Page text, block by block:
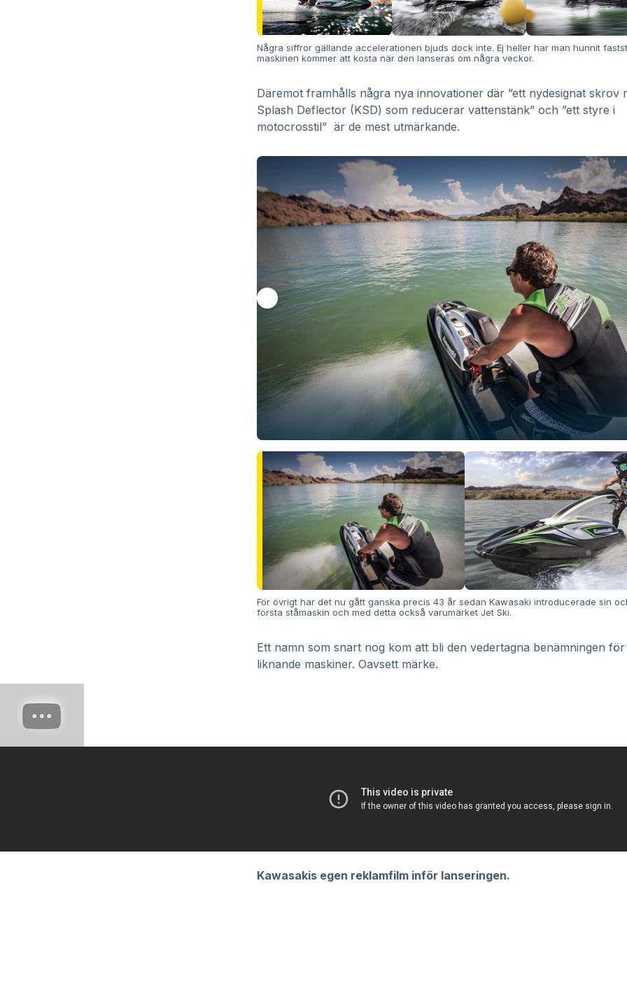
Några siffror gällande accelerationen bjuds dock inte. Ej heller har man hunnit
maskinen kommer att kosta när den lanseras om några veckor.
Däremot framhålls några nya innovationer där ”ett nydesignat skrov
Splash Deflector (KSD) som reducerar vattenstänk” och ”ett styre i
motocrosstil” är de mest utmärkande.
För övrigt har det nu gått ganska precis 43 år sedan Kawasaki introducerade sin
första ståmaskin och med detta också varumärket Jet Ski.
Ett namn som snart nog kom att bli den vedertagna benämningen
liknande maskiner. Oavsett märke.
Kawasakis egen reklamfilm inför lanseringen.